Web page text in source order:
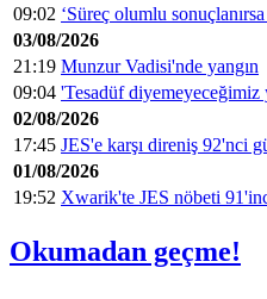
09:02 ‘Süreç olumlu
03/08/2026
21:19 Munzur Vadisi'nde yangın
09:04 'Tesadüf diyemeyeceğimiz
02/08/2026
17:45 JES'e karşı direniş 92'nci
01/08/2026
19:52 Xwarik'te JES nöbeti
Okumadan geçme!